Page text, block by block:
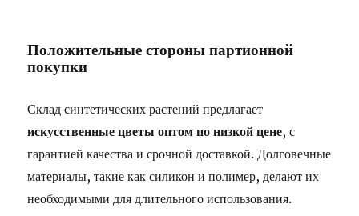
Положительные стороны партионной
покупки
Склад синтетических растений предлагает
искусственные цветы оптом по низкой цене, с
гарантией качества и срочной доставкой. Долговечные
материалы, такие как силикон и полимер, делают их
необходимыми для длительного использования.